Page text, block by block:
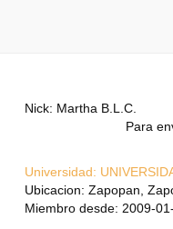
Nick: Martha B.L.C.
Para
Universidad:
Ubicacion: Zapopan,
Miembro desde: 2009-